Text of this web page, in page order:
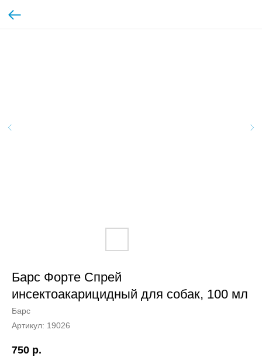
Барс Форте Спрей
инсектоакарицидный для собак, 100 мл
Барс
Артикул: 19026
750 р.